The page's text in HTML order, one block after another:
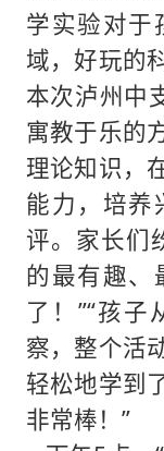
学实验对于
域，好玩的
本次泸州中
寓教于乐的
理论知识，
能力，培养
评。家长们
的最有趣、
了！”“孩
察，整个活
轻松地学到
非常棒！”